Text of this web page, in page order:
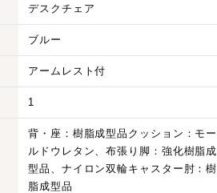
デスクチェア
ブルー
アームレスト付
1
背・座：樹脂成型品クッション：モー
ルドウレタン、布張り脚：強化樹脂成
型品、ナイロン双輪キャスター肘：樹
脂成型品